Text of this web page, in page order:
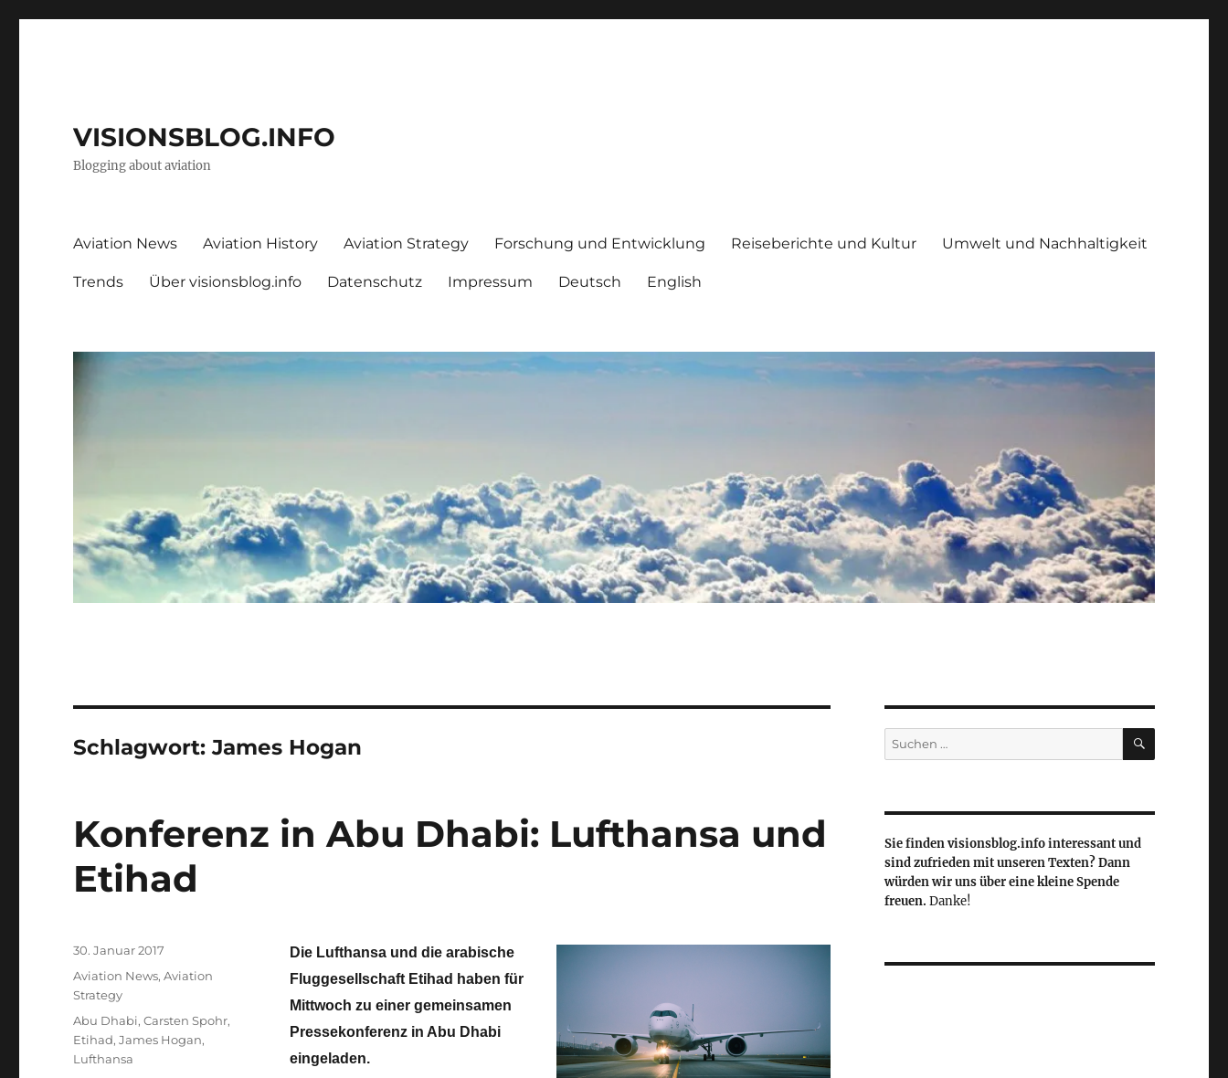
VISIONSBLOG.INFO
Blogging about aviation
Aviation News Aviation History Aviation Strategy Forschung und Entwicklung Reiseberichte und Kultur Umwelt und Nachhaltigkeit
Trends Über visionsblog.info Datenschutz Impressum Deutsch English
Schlagwort:James Hogan
Konferenz in Abu Dhabi: Lufthansa und
Etihad
Die Lufthansa und die arabische
Fluggesellschaft Etihad haben für
Mittwoch zu einer gemeinsamen
Pressekonferenz in Abu Dhabi
eingeladen.
Veröffentlicht
am
30. Januar 2017
Kategorien
Aviation News,Aviation
Strategy
Schlagwörter
Abu Dhabi,Carsten Spohr,
Etihad,James Hogan,
Lufthansa
Suche
nach:
SUCHEN
Sie finden visionsblog.info interessant und
sind zufrieden mit unseren Texten? Dann
würden wir uns über eine kleine Spende
freuen. Danke!